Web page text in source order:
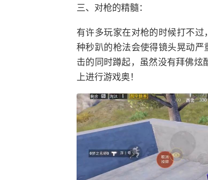
三、对枪的精髓：
有许多玩家在对枪的时候打不过
种秒趴的枪法会使得镜头晃动严
击的同时蹲起，虽然没有拜佛
上进行游戏奥！